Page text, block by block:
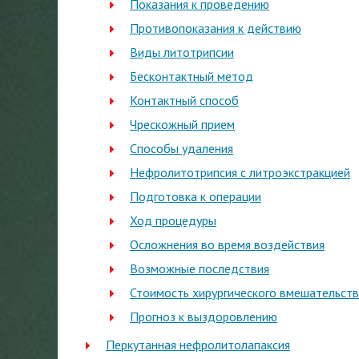
Показания к проведению
Противопоказания к действию
Виды литотрипсии
Бесконтактный метод
Контактный способ
Чрескожный прием
Способы удаления
Нефролитотрипсия с литроэкстракцией
Подготовка к операции
Ход процедуры
Осложнения во время воздействия
Возможные последствия
Стоимость хирургического
Прогноз к выздоровлению
Перкутанная нефролитолапаксия